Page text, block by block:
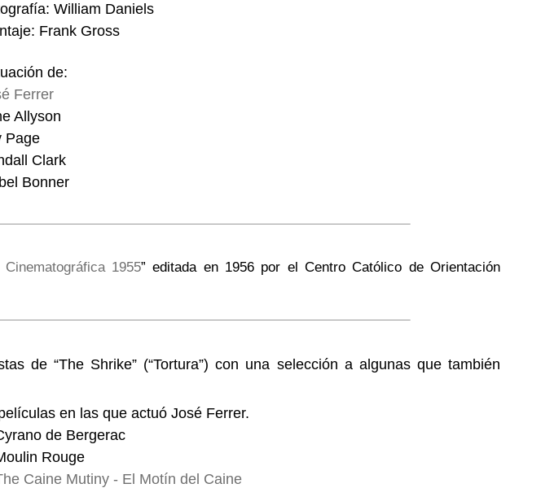
William Daniels
Frank Gross
de:
Ferrer
Allyson
Page
Clark
Bonner
Cinematográfica 1955” editada en 1956 por el Centro Católico de Orientación
de “The Shrike” (“Tortura”) con una selección a algunas que también
en las que actuó José Ferrer.
de Bergerac
Rouge
Caine Mutiny - El Motín del Caine